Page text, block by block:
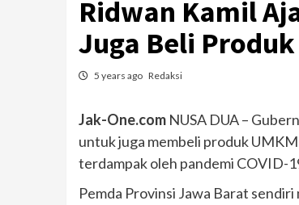
Ridwan Kamil
Juga Beli
5 years ago Redaksi
Jak-One.com NUSA DUA –
untuk juga membeli produk
terdampak oleh pandemi COVID-
Pemda Provinsi Jawa Barat